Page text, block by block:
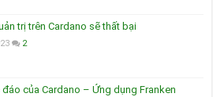
trị trên Cardano sẽ thất bại
2
của Cardano – Ứng dụng Franken